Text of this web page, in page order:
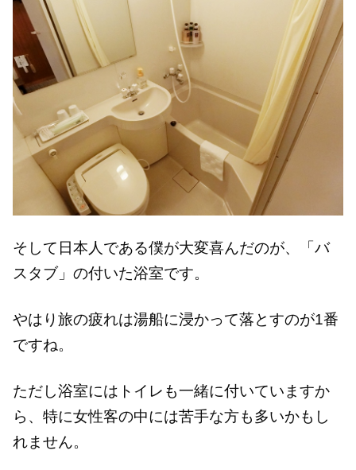
そして日本人である僕が大変喜んだのが、「バ
スタブ」の付いた浴室です。
やはり旅の疲れは湯船に浸かって落とすのが1番
ですね。
ただし浴室にはトイレも一緒に付いていますか
ら、特に女性客の中には苦手な方も多いかもし
れません。